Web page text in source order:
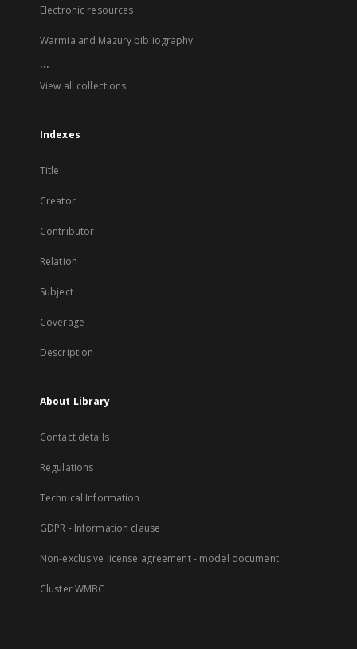
Electronic resources
Warmia and Mazury bibliography
...
View all collections
Indexes
Title
Creator
Contributor
Relation
Subject
Coverage
Description
About Library
Contact details
Regulations
Technical Information
GDPR - Information clause
Non-exclusive license agreement - model document
Cluster WMBC